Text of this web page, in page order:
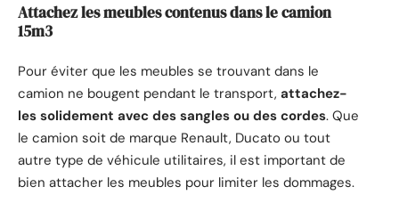
Attachez les meubles contenus dans le camion
15m3
Pour éviter que les meubles se trouvant dans le
camion ne bougent pendant le transport, attachez-
les solidement avec des sangles ou des cordes. Que
le camion soit de marque Renault, Ducato ou tout
autre type de véhicule utilitaires, il est important de
bien attacher les meubles pour limiter les dommages.